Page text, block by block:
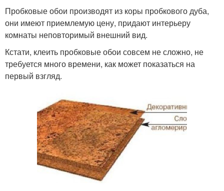
Пробковые обои производят из коры пробкового дуба,
они имеют приемлемую цену, придают интерьеру
комнаты неповторимый внешний вид.
Кстати, клеить пробковые обои совсем не сложно, не
требуется много времени, как может показаться на
первый взгляд.